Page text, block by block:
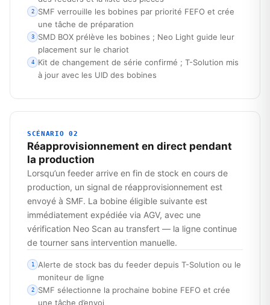
2
SMF verrouille les bobines par priorité FEFO et crée
une tâche de préparation
3
SMD BOX prélève les bobines ; Neo Light guide leur
placement sur le chariot
4
Kit de changement de série confirmé ; T-Solution mis
à jour avec les UID des bobines
SCÉNARIO 02
Réapprovisionnement en direct pendant
la production
Lorsqu’un feeder arrive en fin de stock en cours de
production, un signal de réapprovisionnement est
envoyé à SMF. La bobine éligible suivante est
immédiatement expédiée via AGV, avec une
vérification Neo Scan au transfert — la ligne continue
de tourner sans intervention manuelle.
1
Alerte de stock bas du feeder depuis T-Solution ou le
moniteur de ligne
2
SMF sélectionne la prochaine bobine FEFO et crée
une tâche d’envoi